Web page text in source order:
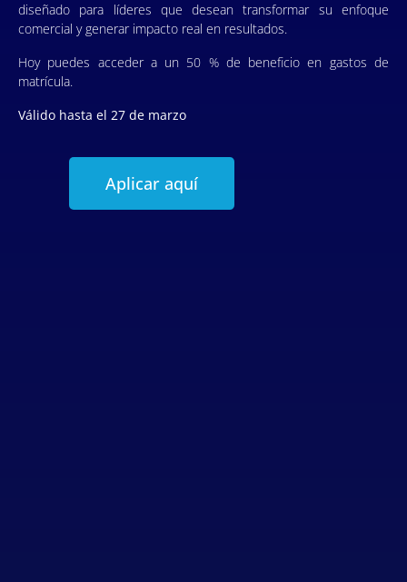
diseñado para líderes que desean transformar su enfoque
comercial y generar impacto real en resultados.
Hoy puedes acceder a un 50 % de beneficio en gastos de
matrícula.
Válido hasta el 27 de marzo
Aplicar aquí